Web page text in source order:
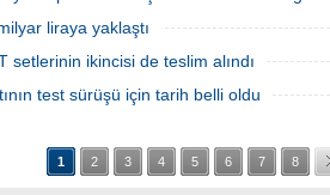
liraya yaklaştı
setlerinin ikincisi de teslim alındı
test sürüşü için tarih belli oldu
1 2 3 4 5 6 7 8